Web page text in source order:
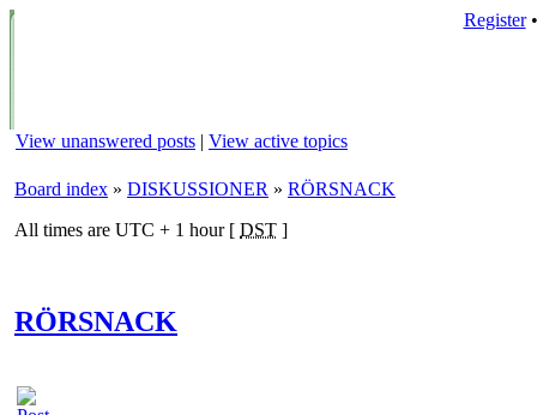
Register
View unanswered posts | View active topics
Board index » DISKUSSIONER » RÖRSNACK
All times are UTC + 1 hour [ DST ]
RÖRSNACK